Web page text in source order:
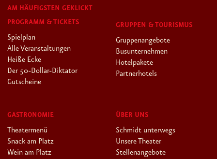
AM HÄUFIGSTEN GEKLICKT
PROGRAMM & TICKETS
Spielplan
Alle Veranstaltungen
Heiße Ecke
Der 50-Dollar-Diktator
Gutscheine
GRUPPEN & TOURISMUS
Gruppenangebote
Busunternehmen
Hotelpakete
Partnerhotels
GASTRONOMIE
Theatermenü
Snack am Platz
Wein am Platz
ÜBER UNS
Schmidt unterwegs
Unsere Theater
Stellenangebote